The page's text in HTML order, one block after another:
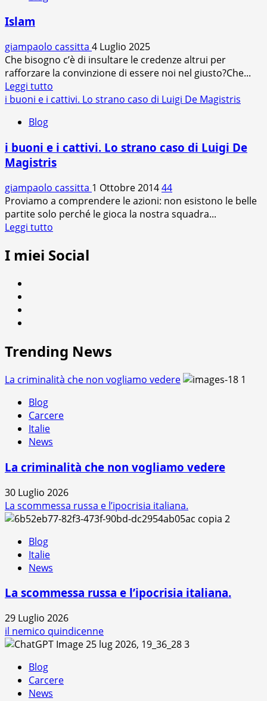
Islam
giampaolo cassitta 4 Luglio 2025
Che bisogno c’è di insultare le credenze altrui per
rafforzare la convinzione di essere noi nel giusto?Che...
Leggi tutto
di
i buoni e i cattivi. Lo strano caso di Luigi De Magistris
Blog
i buoni e i cattivi. Lo strano caso di Luigi De
Magistris
giampaolo cassitta 1 Ottobre 201444
Proviamo a comprendere le azioni: non esistono le belle
partite solo perché le gioca la nostra squadra...
Leggi tutto
più
strano
di
De
Magistris
I miei Social
Trending News
La criminalità che non vogliamo vedere
1
Blog
Carcere
Italie
News
La criminalità che non vogliamo vedere
30 Luglio 2026
La scommessa russa e l’ipocrisia italiana.
2
Blog
Italie
News
La scommessa russa e l’ipocrisia italiana.
29 Luglio 2026
il nemico quindicenne
3
Blog
Carcere
News